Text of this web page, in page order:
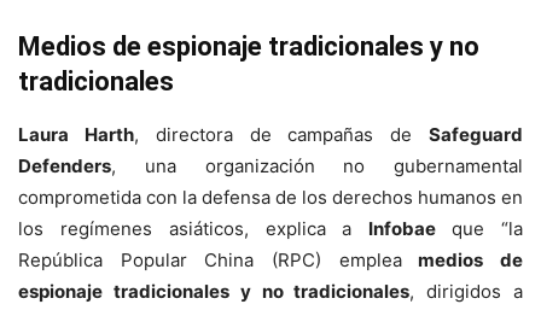
Medios de espionaje tradicionales y no
tradicionales
Laura Harth, directora de campañas deSafeguard
Defenders, una organización no gubernamental
comprometida con la defensa de los derechos humanos en
los regímenes asiáticos, explica a Infobaeque “la
República Popular China (RPC) empleamedios de
espionaje tradicionales y no tradicionales, dirigidos a